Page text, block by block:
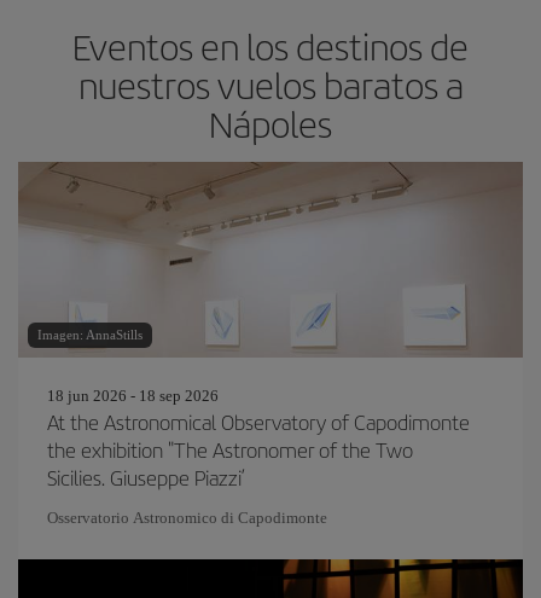
Eventos en los destinos de
nuestros vuelos baratos a
Nápoles
Imagen: AnnaStills
18 jun 2026 - 18 sep 2026
At the Astronomical Observatory of Capodimonte
the exhibition "The Astronomer of the Two
Sicilies. Giuseppe Piazzi’
Osservatorio Astronomico di Capodimonte